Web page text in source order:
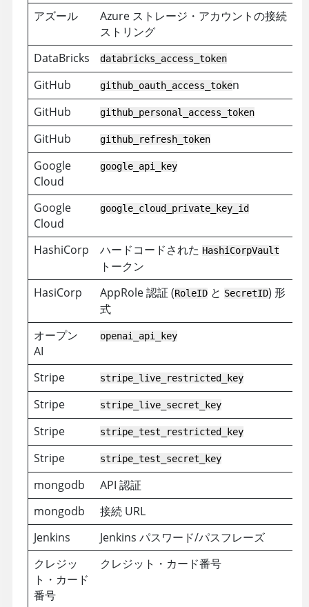
アズール
Azure ストレージ・アカウントの接続
ストリング
DataBricks
databricks_access_token
GitHub github_oauth_access_token
GitHub
github_personal_access_token
GitHub github_refresh_token
Google
Cloud
google_api_key
Google
Cloud
google_cloud_private_key_id
HashiCorp ハードコードされた HashiCorpVault
トークン
HasiCorp
AppRole 認証 (RoleIDと SecretID) 形
式
オープン
AI
openai_api_key
Stripe stripe_live_restricted_key
Stripe stripe_live_secret_key
Stripe stripe_test_restricted_key
Stripe stripe_test_secret_key
mongodb
API 認証
mongodb
接続 URL
Jenkins
Jenkins パスワード/パスフレーズ
クレジッ
ト・カード
番号
クレジット・カード番号